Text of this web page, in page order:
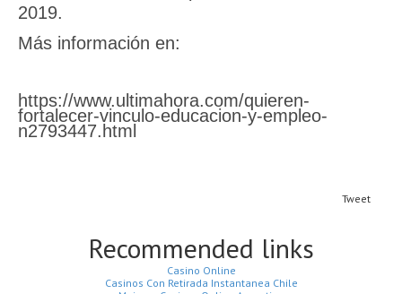
2019.
Más información en:
https://www.ultimahora.com/quieren-
fortalecer-vinculo-educacion-y-empleo-
n2793447.html
Tweet
Recommended links
Casino Online
Casinos Con Retirada Instantanea Chile